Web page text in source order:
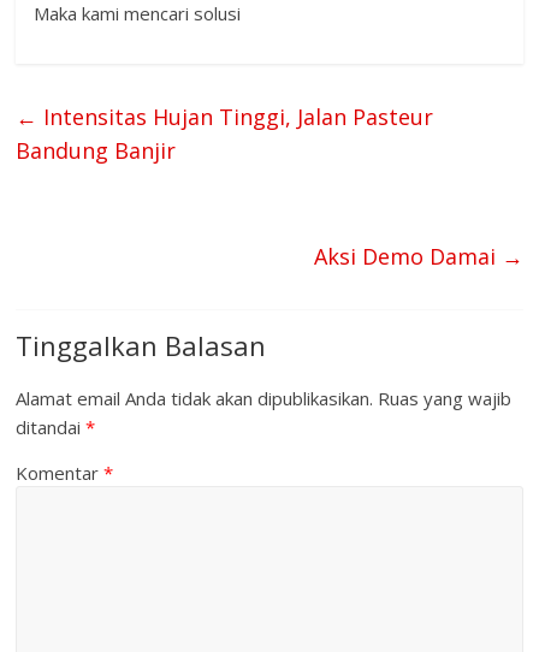
Maka kami mencari solusi
← Intensitas Hujan Tinggi, Jalan Pasteur
Bandung Banjir
Aksi Demo Damai →
Tinggalkan Balasan
Alamat email Anda tidak akan dipublikasikan. Ruas yang wajib
ditandai*
Komentar*